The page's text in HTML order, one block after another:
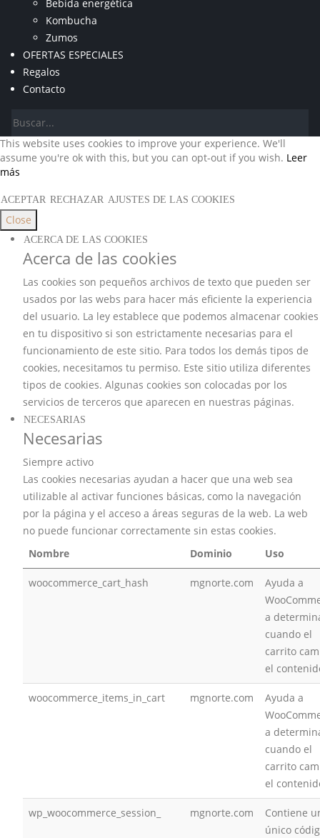
Bebida energética
Kombucha
Zumos
OFERTAS ESPECIALES
Regalos
Contacto
This website uses cookies to improve your experience. We'll
assume you're ok with this, but you can opt-out if you wish. Leer
más
ACEPTAR RECHAZAR AJUSTES DE LAS COOKIES
Close
ACERCA DE LAS COOKIES
Acerca de las cookies
Las cookies son pequeños archivos de texto que pueden ser
usados por las webs para hacer más eficiente la experiencia
del usuario. La ley establece que podemos almacenar cookies
en tu dispositivo si son estrictamente necesarias para el
funcionamiento de este sitio. Para todos los demás tipos de
cookies, necesitamos tu permiso. Este sitio utiliza diferentes
tipos de cookies. Algunas cookies son colocadas por los
servicios de terceros que aparecen en nuestras páginas.
NECESARIAS
Necesarias
Siempre activo
Las cookies necesarias ayudan a hacer que una web sea
utilizable al activar funciones básicas, como la navegación
por la página y el acceso a áreas seguras de la web. La web
no puede funcionar correctamente sin estas cookies.
Nombre
Dominio Uso
woocommerce_cart_hash mgnorte.com
Ayuda a
a
cuando el
carrito
el
woocommerce_items_in_cart mgnorte.com
Ayuda a
a
cuando el
carrito
el
wp_woocommerce_session_ mgnorte.com
Contiene
único